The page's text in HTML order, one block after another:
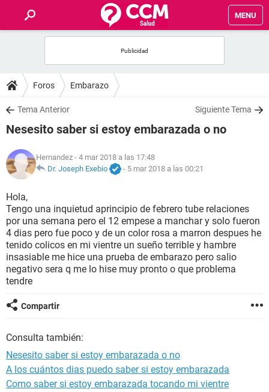
MENU
FOROS
SALUD
NUTRICIÓN
BIENESTAR
SEXUALIDAD
GLOSARIO
Foros Embarazo
Tema Anterior Siguiente Tema
Nesesito saber si estoy embarazada o no
Hernandez - 4 mar 2018 a las 17:48
Dr. Joseph Exebio
- 5 mar 2018 a las 00:21
Hola,
Tengo una inquietud aprincipio de febrero tube relaciones
por una semana pero el 12 empese a manchar y solo fueron
4 dias pero fue poco y de un color rosa a marron despues he
tenido colicos en mi vientre un sueño terrible y hambre
insasiable me hice una prueba de embarazo pero salio
negativo sera q me lo hise muy pronto o que problema
tendre
Compartir
Consulta también:
Nesesito saber si estoy embarazada o no
A los cuántos dias puedo saber si estoy embarazada
Como saber si estoy embarazada tocando mi vientre